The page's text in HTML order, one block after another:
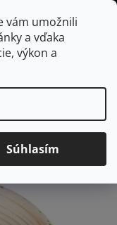
vám umožnili
a vďaka
výkon a
Súhlasím
Hľadať
ORION ošatka na
chlieb
21 cm